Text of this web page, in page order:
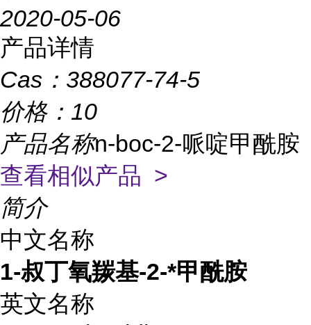
2020-05-06
产品详情
Cas： 388077-74-5
价格： 10
产品名称n-boc-2-哌啶甲酰胺
查看相似产品 >
简介
中文名称
1-叔丁氧羰基-2-*甲酰胺
英文名称